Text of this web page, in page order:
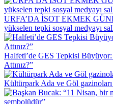
URFA’DA İSOT EKMEK
yükselen tepki sosyal medyayı
Halfeti’de GES Tepkisi
Attınız?”
Kültürpark Ada ve Göl